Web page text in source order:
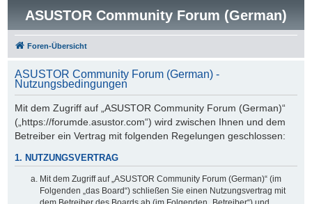
ASUSTOR Community Forum (German)
Foren-Übersicht
ASUSTOR Community Forum (German) -
Nutzungsbedingungen
Mit dem Zugriff auf „ASUSTOR Community Forum (German)“
(„https://forumde.asustor.com“) wird zwischen Ihnen und dem
Betreiber ein Vertrag mit folgenden Regelungen geschlossen:
1. NUTZUNGSVERTRAG
Mit dem Zugriff auf „ASUSTOR Community Forum (German)“ (im
Folgenden „das Board“) schließen Sie einen Nutzungsvertrag mit